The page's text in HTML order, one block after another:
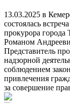
13.03.2025 в
состоялась
прокурора
Романом
Представитель
надзорной
соблюдением
привлечения
за совершение